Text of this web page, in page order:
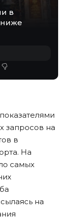
в
ниже
запросов на
в
На
самых
на